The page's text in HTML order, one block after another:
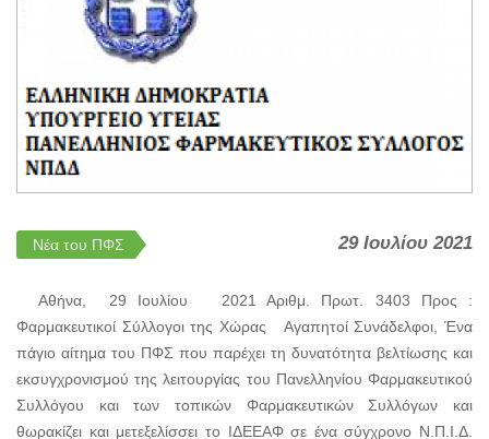
Νέα του ΠΦΣ 29 Ιουλίου 2021
Αθήνα, 29 Ιουλίου 2021 Αριθμ. Πρωτ. 3403 Προς :
Φαρμακευτικοί Σύλλογοι της Χώρας Αγαπητοί Συνάδελφοι, Ένα
πάγιο αίτημα του ΠΦΣ που παρέχει τη δυνατότητα βελτίωσης και
εκσυγχρονισμού της λειτουργίας του Πανελληνίου Φαρμακευτικού
Συλλόγου και των τοπικών Φαρμακευτικών Συλλόγων και
θωρακίζει και μετεξελίσσει το ΙΔΕΕΑΦ σε ένα σύγχρονο Ν.Π.Ι.Δ.